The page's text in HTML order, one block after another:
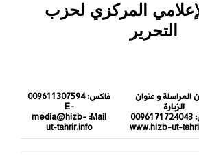
المركزي لحزب
التحرير
المراسلة و عنوان
الزيارة
0096171724043
www.hizb-ut-
فاكس:009611307594
E-
Mail:
media@hizb-
ut-tahrir.info